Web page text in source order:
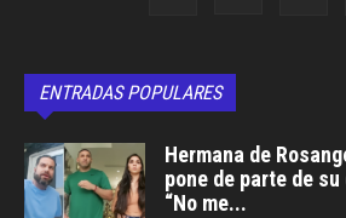
ENTRADAS POPULARES
Hermana de
pone de parte de
“No me...